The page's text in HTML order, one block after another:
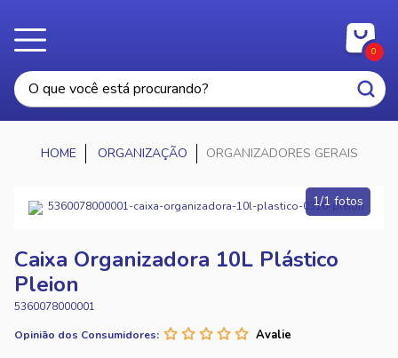
0
ORGANIZAÇÃO ORGANIZADORES GERAIS
1/1 fotos
Caixa Organizadora 10L Plástico
Pleion
5360078000001
Opinião dos Consumidores: